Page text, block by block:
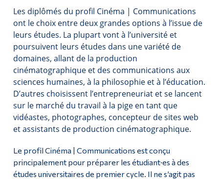
Poursuivre la lecture
À propos
Activités
Après le diplôme
Ressources
Les diplômés du profil Cinéma | Communications
ont le choix entre deux grandes options à l’issue de
leurs études. La plupart vont à l’université et
poursuivent leurs études dans une variété de
domaines, allant de la production
cinématographique et des communications aux
sciences humaines, à la philosophie et à l’éducation.
D’autres choisissent l’entrepreneuriat et se lancent
sur le marché du travail à la pige en tant que
vidéastes, photographes, concepteur de sites web
et assistants de production cinématographique.
Le profil Cinéma | Communications est conçu
principalement pour préparer les étudiant·es à des
études universitaires de premier cycle. Il ne s’agit pas
Formation continue
Admissions
La vie à Dawson
Qui vous êtes
Futurs étudiants
Étudiants actuels
Corps enseignant et
personnel administratif
Diplômé·es et visiteur·euses